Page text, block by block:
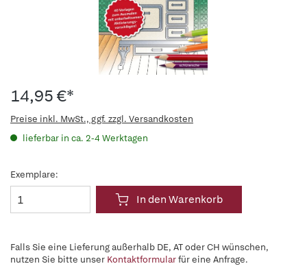
14,95 €*
Preise inkl. MwSt., ggf. zzgl. Versandkosten
lieferbar in ca. 2-4 Werktagen
Exemplare:
In den Warenkorb
Falls Sie eine Lieferung außerhalb DE, AT oder CH wünschen,
nutzen Sie bitte unser Kontaktformularfür eine Anfrage.